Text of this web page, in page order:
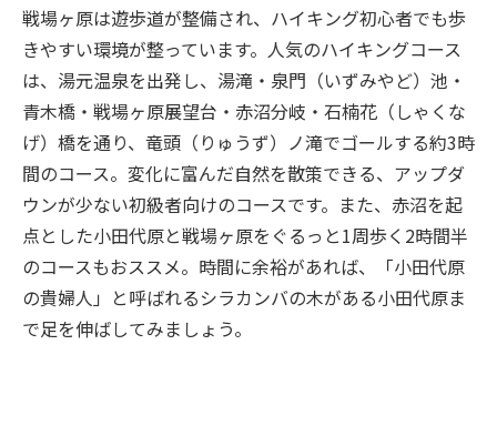
戦場ヶ原は遊歩道が整備され、ハイキング初心者でも歩
きやすい環境が整っています。人気のハイキングコース
は、湯元温泉を出発し、湯滝・泉門（いずみやど）池・
青木橋・戦場ヶ原展望台・赤沼分岐・石楠花（しゃくな
げ）橋を通り、竜頭（りゅうず）ノ滝でゴールする約3時
間のコース。変化に富んだ自然を散策できる、アップダ
ウンが少ない初級者向けのコースです。また、赤沼を起
点とした小田代原と戦場ヶ原をぐるっと1周歩く2時間半
のコースもおススメ。時間に余裕があれば、「小田代原
の貴婦人」と呼ばれるシラカンバの木がある小田代原ま
で足を伸ばしてみましょう。